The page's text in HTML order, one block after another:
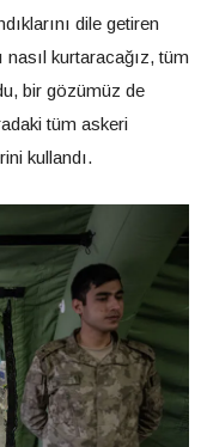
dile getiren
nasıl kurtaracağız, tüm
bir gözümüz de
tüm askeri
kullandı.